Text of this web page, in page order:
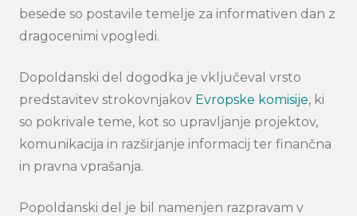
besede so postavile temelje za informativen dan z
dragocenimi vpogledi.
Dopoldanski del dogodka je vključeval vrsto
predstavitev strokovnjakov Evropske komisije, ki
so pokrivale teme, kot so upravljanje projektov,
komunikacija in razširjanje informacij ter finančna
in pravna vprašanja.
Popoldanski del je bil namenjen razpravam v